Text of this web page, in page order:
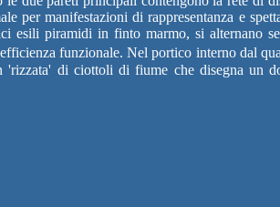
per manifestazioni di rappresentanza e
esili piramidi in finto marmo, si alternano
funzionale. Nel portico interno dal
'rizzata' di ciottoli di fiume che disegna un